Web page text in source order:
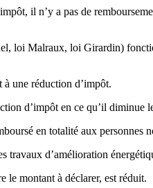
il n’y a pas de
loi Malraux, loi Girardin)
à une réduction d’impôt.
d’impôt en ce qu’il diminue
en totalité aux personnes
travaux d’amélioration
le montant à déclarer, est réduit.